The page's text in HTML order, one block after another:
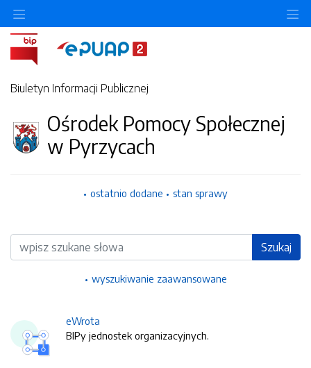
Biuletyn Informacji Publicznej
Ośrodek Pomocy Społecznej
w Pyrzycach
ostatnio dodane stan sprawy
Wyszukiwarka Szukaj
wyszukiwanie zaawansowane
eWrota
BIPy jednostek organizacyjnych.